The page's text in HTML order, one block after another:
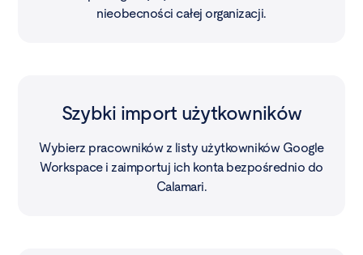
nieobecności całej organizacji.
Szybki import użytkowników
Wybierz pracowników z listy użytkowników Google
Workspace i zaimportuj ich konta bezpośrednio do
Calamari.